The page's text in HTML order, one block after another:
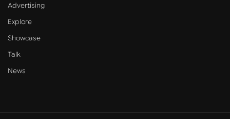
Advertising
Explore
Showcase
Talk
News